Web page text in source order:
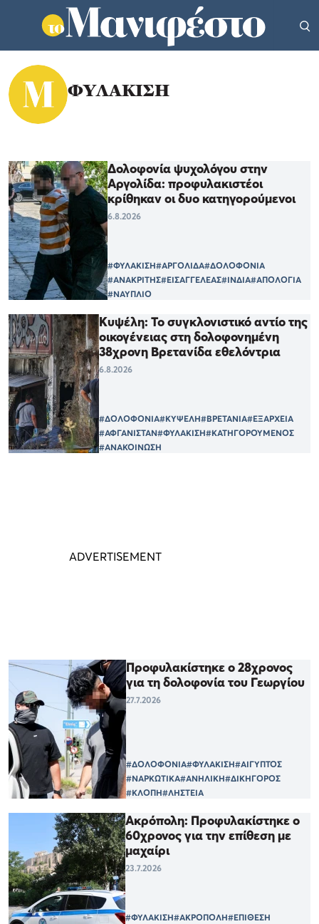
ΦΥΛΑΚΙΣΗ
Δολοφονία ψυχολόγου στην
Αργολίδα: προφυλακιστέοι
κρίθηκαν οι δυο κατηγορούμενοι
6.8.2026
#ΦΥΛΑΚΙΣΗ#ΑΡΓΟΛΙΔΑ#ΔΟΛΟΦΟΝΙΑ
#ΑΝΑΚΡΙΤΗΣ#ΕΙΣΑΓΓΕΛΕΑΣ#ΙΝΔΙΑ#ΑΠΟΛΟΓΙΑ
#ΝΑΥΠΛΙΟ
Κυψέλη: Το συγκλονιστικό αντίο της
οικογένειας στη δολοφονημένη
38χρονη Βρετανίδα εθελόντρια
6.8.2026
#ΔΟΛΟΦΟΝΙΑ#ΚΥΨΕΛΗ#ΒΡΕΤΑΝΙΑ#ΕΞΑΡΧΕΙΑ
#ΑΦΓΑΝΙΣΤΑΝ#ΦΥΛΑΚΙΣΗ#ΚΑΤΗΓΟΡΟΥΜΕΝΟΣ
#ΑΝΑΚΟΙΝΩΣΗ
Προφυλακίστηκε ο 28χρονος
για τη δολοφονία του Γεωργίου
27.7.2026
#ΔΟΛΟΦΟΝΙΑ#ΦΥΛΑΚΙΣΗ#ΑΙΓΥΠΤΟΣ
#ΝΑΡΚΩΤΙΚΑ#ΑΝΗΛΙΚΗ#ΔΙΚΗΓΟΡΟΣ
#ΚΛΟΠΗ#ΛΗΣΤΕΙΑ
Ακρόπολη: Προφυλακίστηκε ο
60χρονος για την επίθεση με
μαχαίρι
23.7.2026
#ΦΥΛΑΚΙΣΗ#ΑΚΡΟΠΟΛΗ#ΕΠΙΘΕΣΗ